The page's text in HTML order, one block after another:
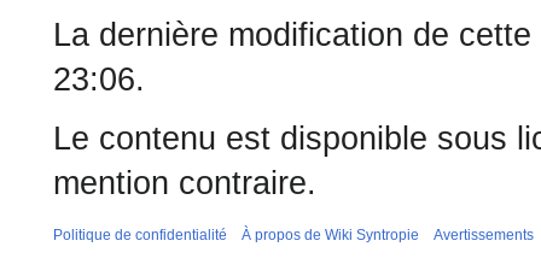
La dernière modification de
23:06.
Le contenu est disponible sous
mention contraire.
Politique de confidentialité À propos de Wiki Syntropie Avertissements